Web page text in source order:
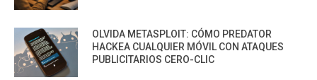
OLVIDA METASPLOIT: CÓMO PREDATOR
HACKEA CUALQUIER MÓVIL CON ATAQUES
PUBLICITARIOS CERO-CLIC